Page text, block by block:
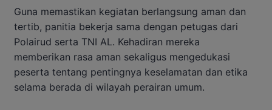
Guna memastikan kegiatan berlangsung aman dan
tertib, panitia bekerja sama dengan petugas dari
Polairud serta TNI AL. Kehadiran mereka
memberikan rasa aman sekaligus mengedukasi
peserta tentang pentingnya keselamatan dan etika
selama berada di wilayah perairan umum.